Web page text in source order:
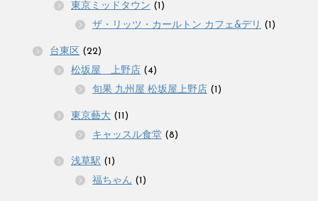
東京ミッドタウン (1)
ザ・リッツ・カールトン カフェ&デリ (1)
台東区 (22)
松坂屋 上野店 (4)
旬果 九州屋 松坂屋上野店 (1)
東京藝大 (11)
キャッスル食堂 (8)
浅草駅 (1)
福ちゃん (1)